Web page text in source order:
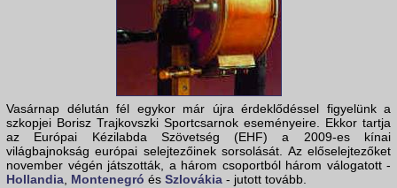
Vasárnap délután fél egykor már újra érdeklődéssel figyelünk a
szkopjei Borisz Trajkovszki Sportcsarnok eseményeire. Ekkor tartja
az Európai Kézilabda Szövetség (EHF) a 2009-es kínai
világbajnokság európai selejtezőinek sorsolását. Az előselejtezőket
november végén játszották, a három csoportból három válogatott -
Hollandia, Montenegró és Szlovákia - jutott tovább.